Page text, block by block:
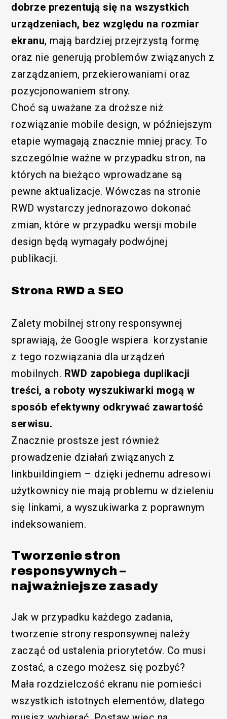
dobrze prezentują się na wszystkich
urządzeniach, bez względu na rozmiar
ekranu, mają bardziej przejrzystą formę
oraz nie generują problemów związanych z
zarządzaniem, przekierowaniami oraz
pozycjonowaniem strony.
Choć są uważane za droższe niż
rozwiązanie mobile design, w późniejszym
etapie wymagają znacznie mniej pracy. To
szczególnie ważne w przypadku stron, na
których na bieżąco wprowadzane są
pewne aktualizacje. Wówczas na stronie
RWD wystarczy jednorazowo dokonać
zmian, które w przypadku wersji mobile
design będą wymagały podwójnej
publikacji.
Strona RWD a SEO
Zalety mobilnej strony responsywnej
sprawiają, że Google wspiera korzystanie
z tego rozwiązania dla urządzeń
mobilnych. RWD zapobiega duplikacji
treści, a roboty wyszukiwarki mogą w
sposób efektywny odkrywać zawartość
serwisu.
Znacznie prostsze jest również
prowadzenie działań związanych z
linkbuildingiem – dzięki jednemu adresowi
użytkownicy nie mają problemu w dzieleniu
się linkami, a wyszukiwarka z poprawnym
indeksowaniem.
Tworzenie stron
responsywnych –
najważniejsze zasady
Jak w przypadku każdego zadania,
tworzenie strony responsywnej należy
zacząć od ustalenia priorytetów. Co musi
zostać, a czego możesz się pozbyć?
Mała rozdzielczość ekranu nie pomieści
wszystkich istotnych elementów, dlatego